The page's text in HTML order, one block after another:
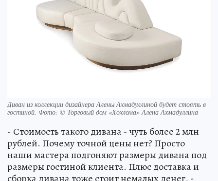
Диван из коллекции дизайнера Алены Ахмадуллиной будет стоять в
гостиной. Фото: © Торговый дом «Хохлома» Алена Ахмадуллина
- Стоимость такого дивана - чуть более 2 млн
рублей. Почему точной цены нет? Просто
наши мастера подгоняют размеры дивана под
размеры гостиной клиента. Плюс доставка и